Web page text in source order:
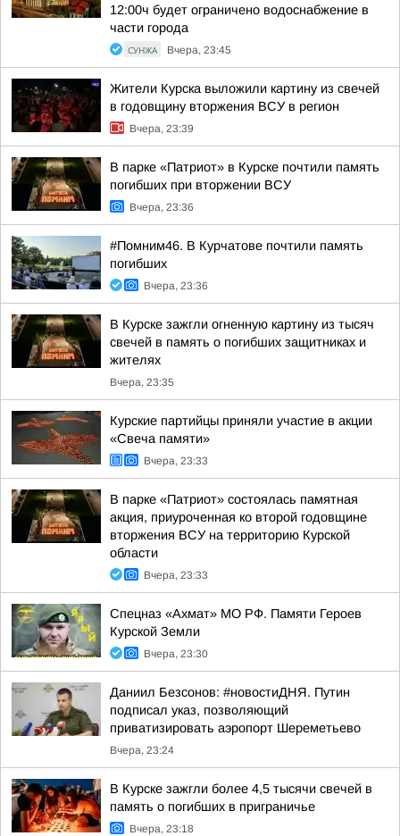
12:00ч будет ограничено водоснабжение в
части города
СУНЖА Вчера, 23:45
Жители Курска выложили картину из свечей
в годовщину вторжения ВСУ в регион
Вчера, 23:39
В парке «Патриот» в Курске почтили память
погибших при вторжении ВСУ
Вчера, 23:36
#Помним46. В Курчатове почтили память
погибших
Вчера, 23:36
В Курске зажгли огненную картину из тысяч
свечей в память о погибших защитниках и
жителях
Вчера, 23:35
Курские партийцы приняли участие в акции
«Свеча памяти»
Вчера, 23:33
В парке «Патриот» состоялась памятная
акция, приуроченная ко второй годовщине
вторжения ВСУ на территорию Курской
области
Вчера, 23:33
Спецназ «Ахмат» МО РФ. Памяти Героев
Курской Земли
Вчера, 23:30
Даниил Безсонов: #новостиДНЯ. Путин
подписал указ, позволяющий
приватизировать аэропорт Шереметьево
Вчера, 23:24
В Курске зажгли более 4,5 тысячи свечей в
память о погибших в приграничье
Вчера, 23:18